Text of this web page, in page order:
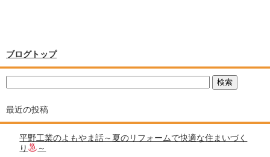
ブログトップ
最近の投稿
平野工業のよもやま話～夏のリフォームで快適な住まいづく
り
～